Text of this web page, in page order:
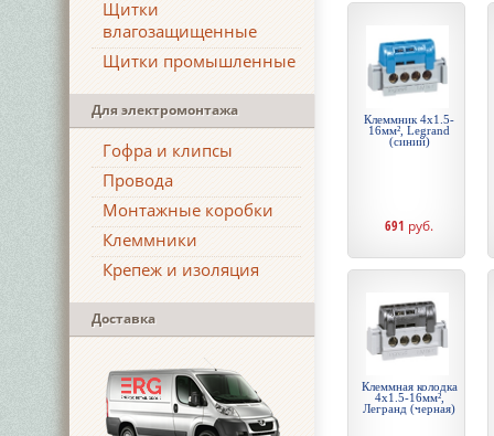
Щитки
влагозащищенные
Щитки промышленные
Для электромонтажа
Гофра и клипсы
Провода
Монтажные коробки
Клеммники
Крепеж и изоляция
Доставка
Клеммник 4х1.5-
16мм², Legrand
(синий)
691 руб.
Клеммная колодка
4х1.5-16мм²,
Легранд (черная)